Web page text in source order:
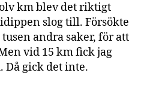
km blev det riktigt
slog till. Försökte
andra saker, för att
vid 15 km fick jag
Då gick det inte.